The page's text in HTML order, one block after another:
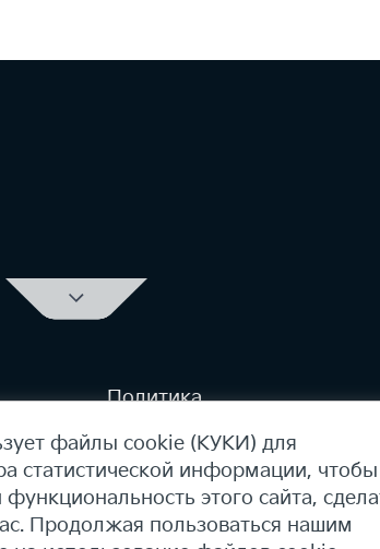
Политика
Политика КУКИ (cookie)
файлы cookie (КУКИ) для
статистической информации, чтобы
этого сайта,
Продолжая пользоваться нашим